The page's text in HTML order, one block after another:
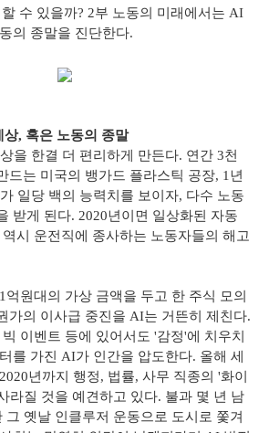
수 있을까? 2부 노동의 미래에서는 AI
의 종말을 진단한다.
, 혹은 노동의 종말
을 한결 더 편리하게 만든다. 연간 3천
드는 미국의 뱅가드 플라스틱 공장, 1년
일당 백의 능력치를 보이자, 다수 노동
받게 된다. 2020년이면 일상화된 자동
시 운전직에 종사하는 노동자들의 해고
억원대의 가상 금액을 두고 한 주식 모의
가의 이사급 중진을 AI는 거뜬히 제친다.
이벤트 등에 있어서도 '감정'에 치우치
를 가진 AI가 인간을 압도한다. 올해 세
년까지 행정, 법률, 사무 직종의 '화이
라질 것을 예견하고 있다. 불과 몇 년 남
그 옛날 인클루저 운동으로 도시로 쫓겨